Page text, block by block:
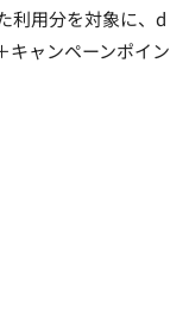
利用分を対象に、d
キャンペーンポイン